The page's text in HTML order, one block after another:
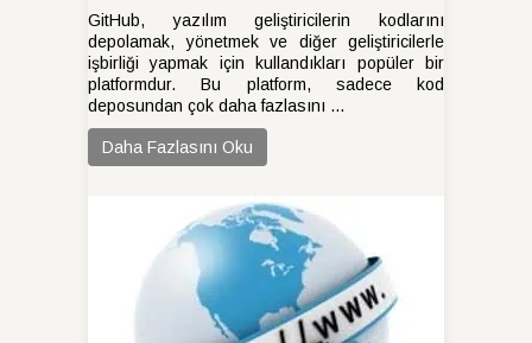
GitHub, yazılım geliştiricilerin kodlarını
depolamak, yönetmek ve diğer geliştiricilerle
işbirliği yapmak için kullandıkları popüler bir
platformdur. Bu platform, sadece kod
deposundan çok daha fazlasını ...
Daha Fazlasını Oku